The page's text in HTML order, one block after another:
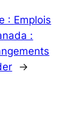
: Emplois
:
→